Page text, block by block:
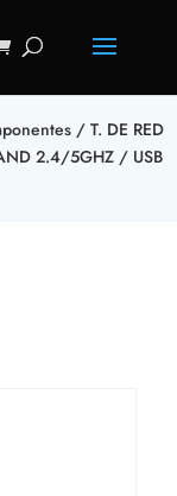
/ T. DE RED
2.4/5GHZ / USB